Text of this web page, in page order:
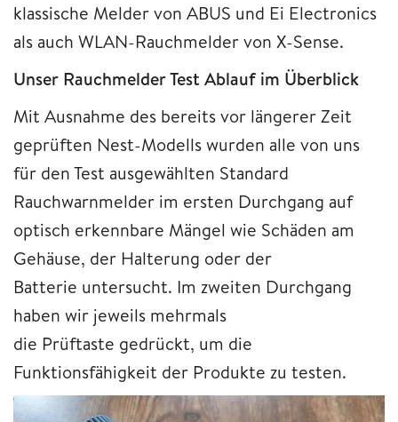
klassische Melder von ABUS und Ei Electronics
als auch WLAN-Rauchmelder von X-Sense.
Unser Rauchmelder Test Ablauf im Überblick
Mit Ausnahme des bereits vor längerer Zeit
geprüften Nest-Modells wurden alle von uns
für den Test ausgewählten Standard
Rauchwarnmelder im ersten Durchgang auf
optisch erkennbare Mängel wie Schäden am
Gehäuse, der Halterung oder der
Batterie untersucht. Im zweiten Durchgang
haben wir jeweils mehrmals
die Prüftaste gedrückt, um die
Funktionsfähigkeit der Produkte zu testen.